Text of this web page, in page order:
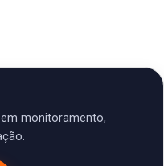
monitoramento,